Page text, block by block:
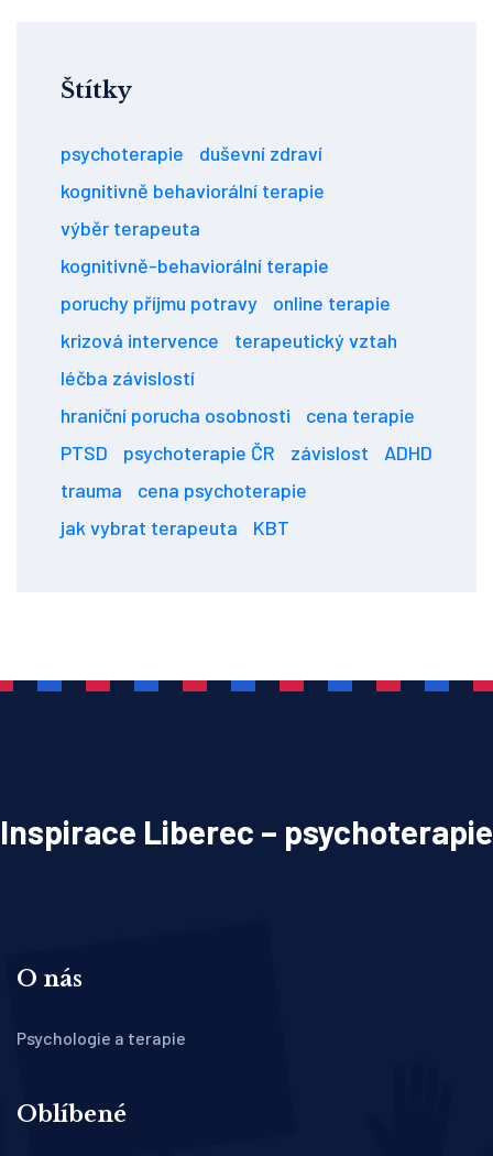
Štítky
psychoterapie
duševní zdraví
kognitivně behaviorální terapie
výběr terapeuta
kognitivně-behaviorální terapie
poruchy příjmu potravy
online terapie
krizová intervence
terapeutický vztah
léčba závislostí
hraniční porucha osobnosti
cena terapie
PTSD
psychoterapie ČR závislost
ADHD
trauma
cena psychoterapie
jak vybrat terapeuta
KBT
Inspirace Liberec – psychoterapie
O nás
Psychologie a terapie
Oblíbené